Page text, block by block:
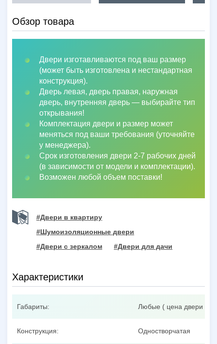
Обзор товара
Двери изготавливаются под ваш размер
(может быть изготовлена и нестандартная
конструкция).
Дверь левая, дверь правая, наружная
дверь, внутренняя дверь — выбирайте тип
открывания!
Комплектация двери и размер может
меняться под ваши требования (уточняйте
у менеджера).
Срок изготовления двери 2-7 рабочих дней
(в зависимости от модели и комплектации).
Возможен любой объем поставки!
#Двери в квартиру
#Шумоизоляционные двери
#Двери с зеркалом
#Двери для дачи
Характеристики
Габариты: Любые ( цена двери
Конструкция: Одностворчатая